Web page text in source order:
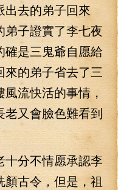
的弟子回來
弟子證實了李七夜
確是三鬼爺自愿給
來的弟子省去了三
流快活的事情，
老又會臉色難看到
不情愿承認李
古令，但是，祖